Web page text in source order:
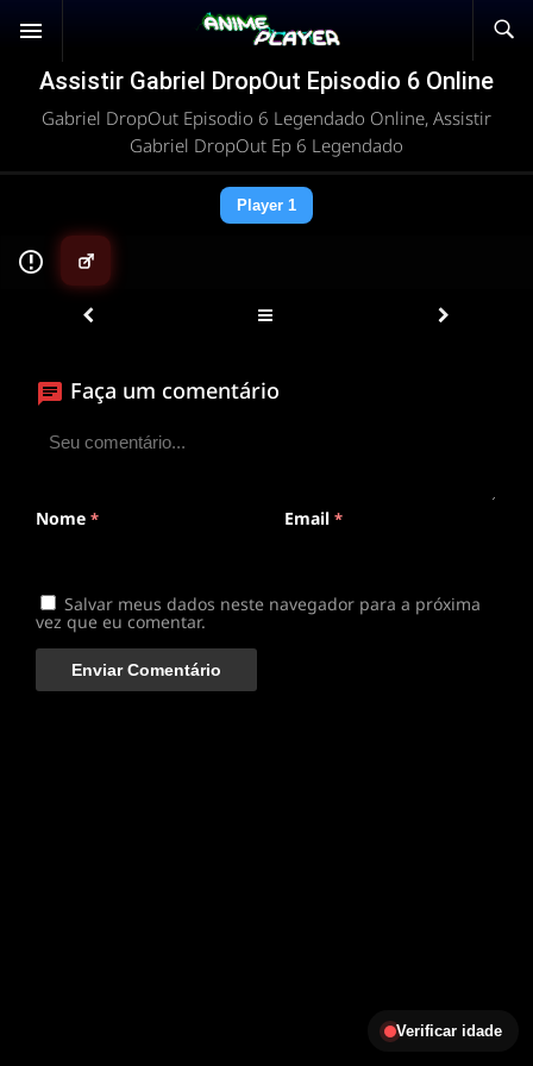
Assistir Gabriel DropOut Episodio 6 Online
Gabriel DropOut Episodio 6 Legendado Online, Assistir
Gabriel DropOut Ep 6 Legendado
Player 1
▶
ANIMEPLAYER
Clique para assistir
Faça um comentário
Nome * Email *
Salvar meus dados neste navegador para a próxima
vez que eu comentar.
Verificar idade